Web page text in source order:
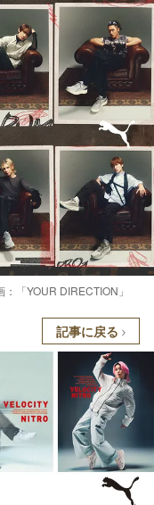
「YOUR DIRECTION」
記事に戻る